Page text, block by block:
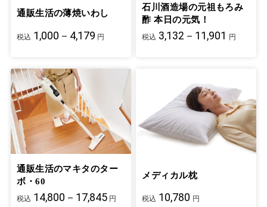
通販生活の薄焼いわし
税込 1,000－4,179 円
石川酒造場の元祖もろみ
酢 本日の元気！
税込 3,132－11,901 円
通販生活のマキタのター
ボ・60
税込 14,800－17,845 円
メディカル枕
税込 10,780 円